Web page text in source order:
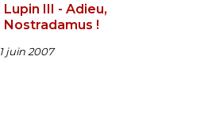
Lupin III - Adieu,
Nostradamus !
1 juin 2007